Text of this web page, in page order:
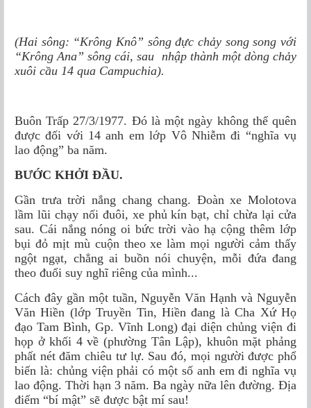
(Hai sông: “Krông Knô” sông đực chảy song song với
“Krông Ana” sông cái, sau nhập thành một dòng chảy
xuôi cầu 14 qua Campuchia).
Buôn Trấp 27/3/1977. Đó là một ngày không thể quên
được đối với 14 anh em lớp Vô Nhiễm đi “nghĩa vụ
lao động” ba năm.
BƯỚC KHỞI ĐẦU.
Gần trưa trời nắng chang chang. Đoàn xe Molotova
lầm lũi chạy nối đuôi, xe phủ kín bạt, chỉ chừa lại cửa
sau. Cái nắng nóng oi bức trời vào hạ cộng thêm lớp
bụi đỏ mịt mù cuộn theo xe làm mọi người cảm thấy
ngột ngạt, chẳng ai buồn nói chuyện, mỗi đứa đang
theo đuổi suy nghĩ riêng của mình...
Cách đây gần một tuần, Nguyễn Văn Hạnh và Nguyễn
Văn Hiền (lớp Truyền Tin, Hiền đang là Cha Xứ Họ
đạo Tam Bình, Gp. Vĩnh Long) đại diện chủng viện đi
họp ở khối 4 về (phường Tân Lập), khuôn mặt phảng
phất nét đăm chiêu tư lự. Sau đó, mọi người được phổ
biến là: chủng viện phải có một số anh em đi nghĩa vụ
lao động. Thời hạn 3 năm. Ba ngày nữa lên đường. Địa
điểm “bí mật” sẽ được bật mí sau!